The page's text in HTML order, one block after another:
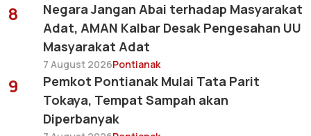
8
Negara Jangan Abai terhadap Masyarakat
Adat, AMAN Kalbar Desak Pengesahan UU
Masyarakat Adat
7 August 2026Pontianak
9
Pemkot Pontianak Mulai Tata Parit
Tokaya, Tempat Sampah akan
Diperbanyak